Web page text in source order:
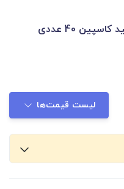
لیست قیمت‌ها